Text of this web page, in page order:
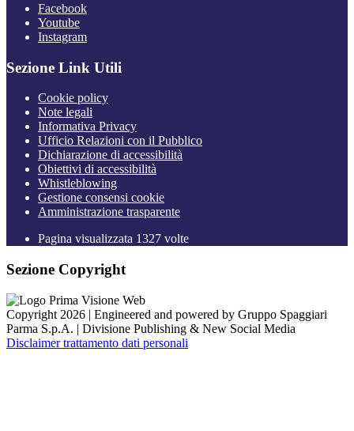
Facebook
Youtube
Instagram
Sezione Link Utili
Cookie policy
Note legali
Informativa Privacy
Ufficio Relazioni con il Pubblico
Dichiarazione di accessibilità
Obiettivi di accessibilità
Whistleblowing
Gestione consensi cookie
Amministrazione trasparente
Pagina visualizzata 1327 volte
Sezione Copyright
Copyright 2026 | Engineered and powered by Gruppo Spaggiari
Parma S.p.A. | Divisione Publishing & New Social Media
Disclaimer trattamento dati personali